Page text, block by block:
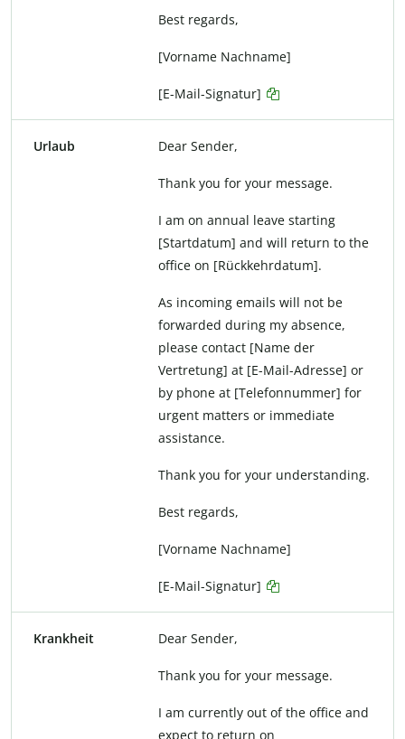
Best regards,
[Vorname Nachname]
[E-Mail-Signatur]
Urlaub Dear Sender,
Thank you for your message.
I am on annual leave starting
[Startdatum] and will return to the
office on [Rückkehrdatum].
As incoming emails will not be
forwarded during my absence,
please contact [Name der
Vertretung] at [E-Mail-Adresse] or
by phone at [Telefonnummer] for
urgent matters or immediate
assistance.
Thank you for your understanding.
Best regards,
[Vorname Nachname]
[E-Mail-Signatur]
Krankheit Dear Sender,
Thank you for your message.
I am currently out of the office and
expect to return on